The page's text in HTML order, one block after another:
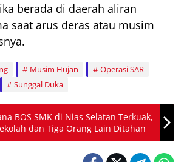
berada di daerah aliran
saat arus deras atau musim
Musim Hujan
Operasi SAR
Sunggal Duka
BOS SMK di Nias Selatan Terkuak,
dan Tiga Orang Lain Ditahan